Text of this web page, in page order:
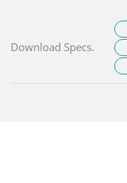
Download Specs.